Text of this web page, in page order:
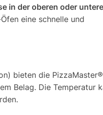
in der oberen oder
eine schnelle und
bieten die PizzaMaster®
Belag. Die Temperatur